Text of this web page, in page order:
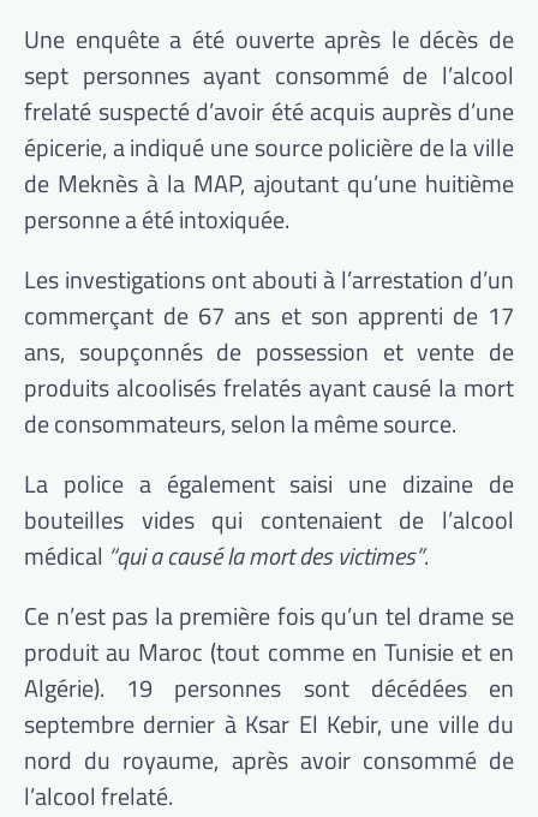
Une enquête a été ouverte après le décès de
sept personnes ayant consommé de l’alcool
frelaté suspecté d’avoir été acquis auprès d’une
épicerie, a indiqué une source policière de la ville
de Meknès à la MAP, ajoutant qu’une huitième
personne a été intoxiquée.
Les investigations ont abouti à l’arrestation d’un
commerçant de 67 ans et son apprenti de 17
ans, soupçonnés de possession et vente de
produits alcoolisés frelatés ayant causé la mort
de consommateurs, selon la même source.
La police a également saisi une dizaine de
bouteilles vides qui contenaient de l’alcool
médical “qui a causé la mort des victimes”.
Ce n’est pas la première fois qu’un tel drame se
produit au Maroc (tout comme en Tunisie et en
Algérie). 19 personnes sont décédées en
septembre dernier à Ksar El Kebir, une ville du
nord du royaume, après avoir consommé de
l’alcool frelaté.